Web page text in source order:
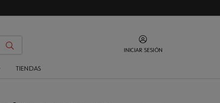
INICIAR SESIÓN
TIENDAS